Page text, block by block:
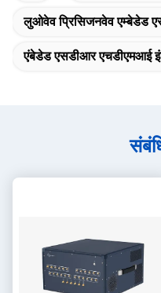
लुओवेव प्रिसिजनवेव एम्बेडेड
एंबेडेड एसडीआर एचडीएमआई